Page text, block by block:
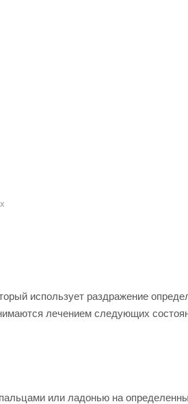
использует раздражение
лечением следующих
или ладонью на